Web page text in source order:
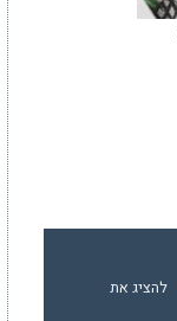
להציג את